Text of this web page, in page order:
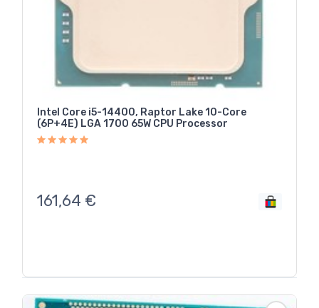
Intel Core i5-14400, Raptor Lake 10-Core
(6P+4E) LGA 1700 65W CPU Processor
161,64 €